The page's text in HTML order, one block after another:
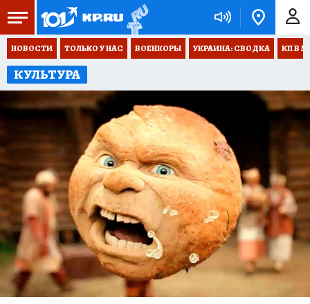
НОВОСТИ ТОЛЬКО У НАС ВОЕНКОРЫ УКРАИНА: СВОДКА КП В
КУЛЬТУРА